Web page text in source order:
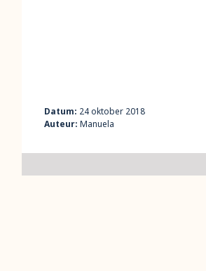
Datum: 24 oktober 2018
Auteur: Manuela